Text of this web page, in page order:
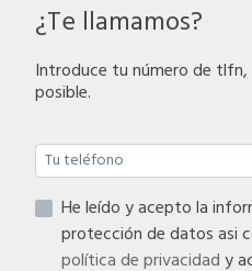
¿Te llamamos?
Introduce tu número de
posible.
He leído y acepto la información básica sobre
protección
política de privacidady